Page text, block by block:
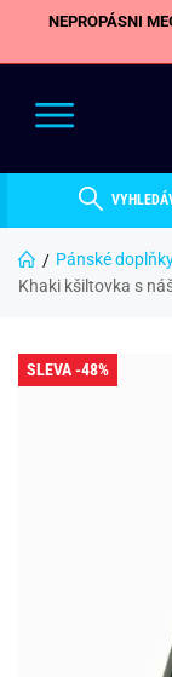
NEPROPÁSNI
Pánské
Khaki kšiltovka s
SLEVA -48%